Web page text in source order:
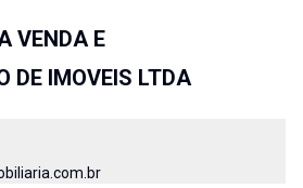
VENDA E
DE IMOVEIS LTDA